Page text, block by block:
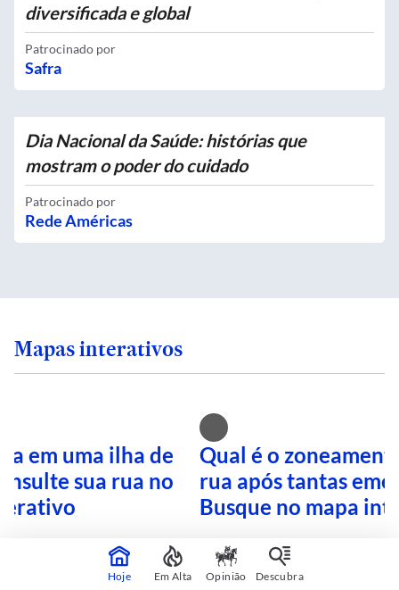
diversificada e global
Patrocinado por
Safra
Dia Nacional da Saúde: histórias que
mostram o poder do cuidado
Patrocinado por
Rede Américas
Mapas interativos
em uma ilha de
sua rua no
Qual é o
rua após tantas
Busque no mapa
Hoje Em Alta Opinião Descubra